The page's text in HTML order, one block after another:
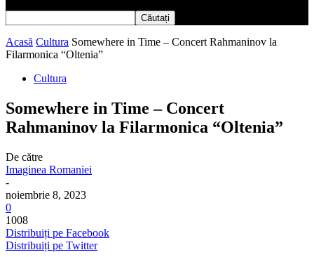
Acasă Cultura Somewhere in Time – Concert Rahmaninov la
Filarmonica “Oltenia”
Cultura
Somewhere in Time – Concert
Rahmaninov la Filarmonica “Oltenia”
De către
Imaginea Romaniei
-
noiembrie 8, 2023
0
1008
Distribuiți pe Facebook
Distribuiți pe Twitter